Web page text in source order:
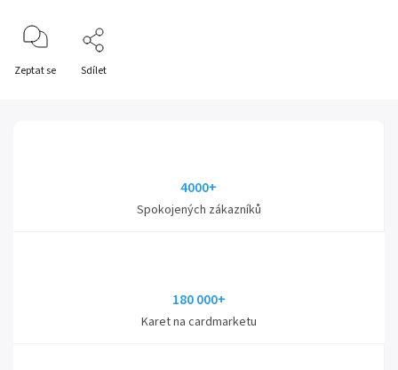
Zeptat se Sdílet
4000+
Spokojených zákazníků
180 000+
Karet na cardmarketu